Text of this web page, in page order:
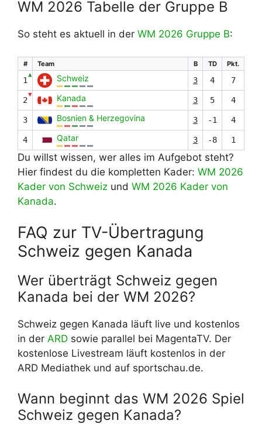
WM 2026 Tabelle der Gruppe B
So steht es aktuell in der WM 2026 Gruppe B:
# Team B TD Pkt.
1
▲ Schweiz 3 4 7
2
▼ Kanada 3 5 4
3 Bosnien & Herzegovina 3 -1 4
4 Qatar 3 -8 1
Du willst wissen, wer alles im Aufgebot steht?
Hier findest du die kompletten Kader: WM 2026
Kader von Schweiz und WM 2026 Kader von
Kanada.
FAQ zur TV-Übertragung
Schweiz gegen Kanada
Wer überträgt Schweiz gegen
Kanada bei der WM 2026?
Schweiz gegen Kanada läuft live und kostenlos
in der ARD sowie parallel bei MagentaTV. Der
kostenlose Livestream läuft kostenlos in der
ARD Mediathek und auf sportschau.de.
Wann beginnt das WM 2026 Spiel
Schweiz gegen Kanada?